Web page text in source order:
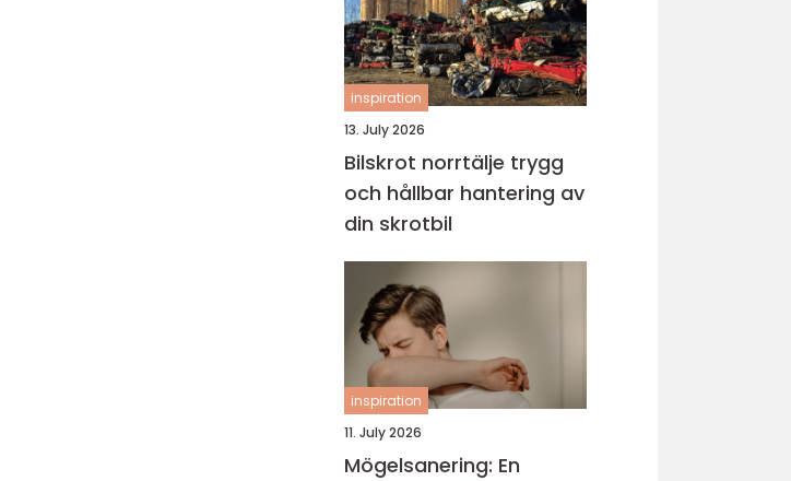
inspiration
13. July 2026
Bilskrot norrtälje trygg
och hållbar hantering av
din skrotbil
inspiration
11. July 2026
Mögelsanering: En